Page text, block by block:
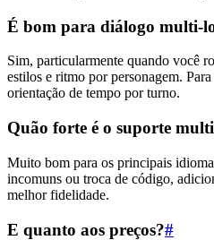
É bom para diálogo multi-
Sim, particularmente quando você
estilos e ritmo por personagem.
orientação de tempo por turno.
Quão forte é o suporte
Muito bom para os principais
incomuns ou troca de código,
melhor fidelidade.
E quanto aos preços?#